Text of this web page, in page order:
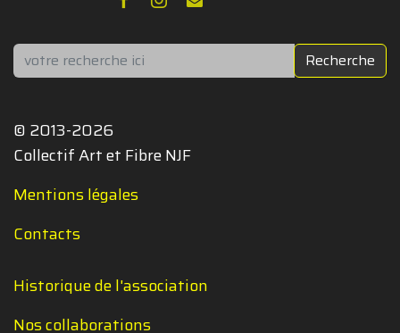
Rechercher Recherche
© 2013-2026
Collectif Art et Fibre NJF
Mentions légales
Contacts
Historique de l'association
Nos collaborations